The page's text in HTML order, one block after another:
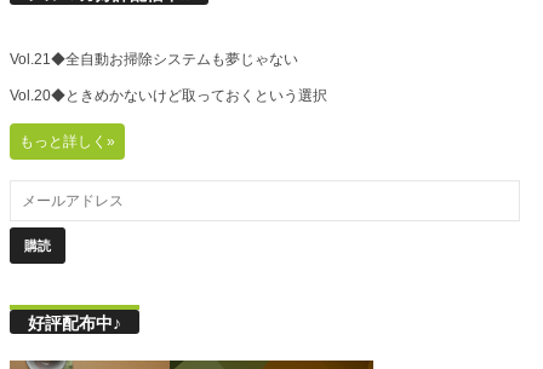
Vol.21◆全自動お掃除システムも夢じゃない
Vol.20◆ときめかないけど取っておくという選択
もっと詳しく»
好評配布中♪